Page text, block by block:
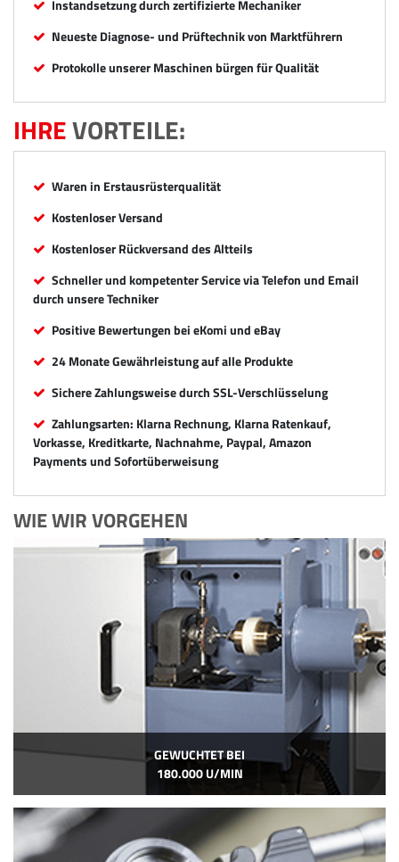
Instandsetzung durch zertifizierte Mechaniker
Neueste Diagnose- und Prüftechnik von Marktführern
Protokolle unserer Maschinen bürgen für Qualität
IHREVORTEILE:
Waren in Erstausrüsterqualität
Kostenloser Versand
Kostenloser Rückversand des Altteils
Schneller und kompetenter Service via Telefon und Email
durch unsere Techniker
Positive Bewertungen bei eKomi und eBay
24 Monate Gewährleistung auf alle Produkte
Sichere Zahlungsweise durch SSL-Verschlüsselung
Zahlungsarten: Klarna Rechnung, Klarna Ratenkauf,
Vorkasse, Kreditkarte, Nachnahme, Paypal, Amazon
Payments und Sofortüberweisung
WIE WIR VORGEHEN
GEWUCHTET BEI
180.000 U/MIN